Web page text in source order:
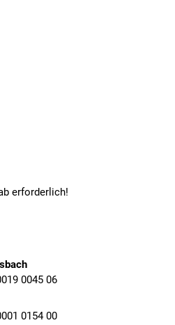
erforderlich!
0045 06
0154 00